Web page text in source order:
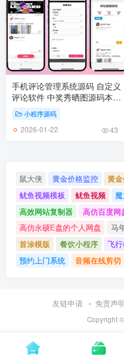
手机评论管理系统源码 自定义
评论软件 中奖秀晒图源码本套
晒图源码
小程序源码
2026-01-22 43
鼠大侠 黄金价格监控 黄
鱿鱼视频模板
鱿鱼视频
高效网站复制器
高仿百度网
高仿永硕E盘的个人网盘
马
首涂模版
餐饮小程序 飞
预约上门系统
音频在线剪切
友链申请 免责声
Copyright